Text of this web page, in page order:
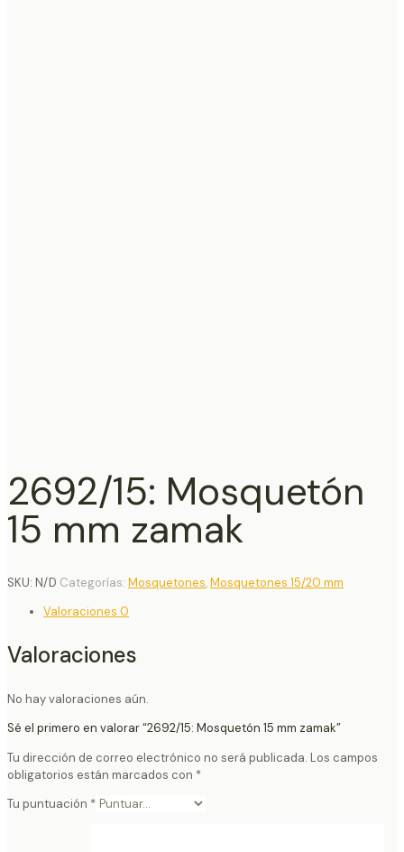
2692/15: Mosquetón
15 mm zamak
SKU: N/D Categorías: Mosquetones,Mosquetones 15/20 mm
Valoraciones 0
Valoraciones
No hay valoraciones aún.
Sé el primero en valorar “2692/15: Mosquetón 15 mm zamak”
Tu dirección de correo electrónico no será publicada. Los campos
obligatorios están marcados con *
Tu puntuación *